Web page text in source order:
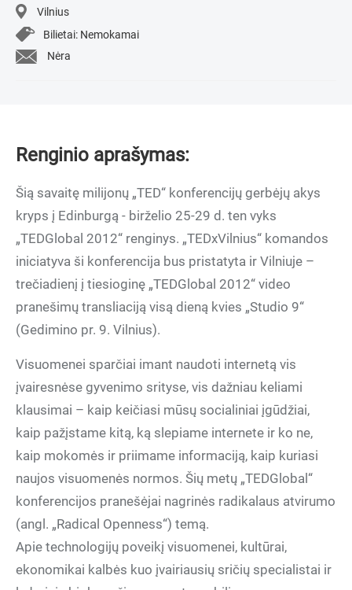
Vilnius
Bilietai: Nemokamai
Nėra
Renginio aprašymas:
Šią savaitę milijonų „TED“ konferencijų gerbėjų akys
kryps į Edinburgą - birželio 25-29 d. ten vyks
„TEDGlobal 2012“ renginys. „TEDxVilnius“ komandos
iniciatyva ši konferencija bus pristatyta ir Vilniuje –
trečiadienį į tiesioginę „TEDGlobal 2012“ video
pranešimų transliaciją visą dieną kvies „Studio 9“
(Gedimino pr. 9. Vilnius).
Visuomenei sparčiai imant naudoti internetą vis
įvairesnėse gyvenimo srityse, vis dažniau keliami
klausimai – kaip keičiasi mūsų socialiniai įgūdžiai,
kaip pažįstame kitą, ką slepiame internete ir ko ne,
kaip mokomės ir priimame informaciją, kaip kuriasi
naujos visuomenės normos. Šių metų „TEDGlobal“
konferencijos pranešėjai nagrinės radikalaus atvirumo
(angl. „Radical Openness“) temą.
Apie technologijų poveikį visuomenei, kultūrai,
ekonomikai kalbės kuo įvairiausių sričių specialistai ir